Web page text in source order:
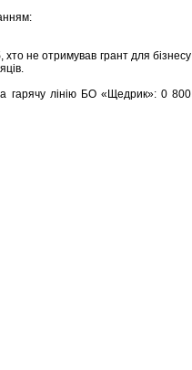
не отримував грант для бізнесу
гарячу лінію БО «Щедрик»: 0 800